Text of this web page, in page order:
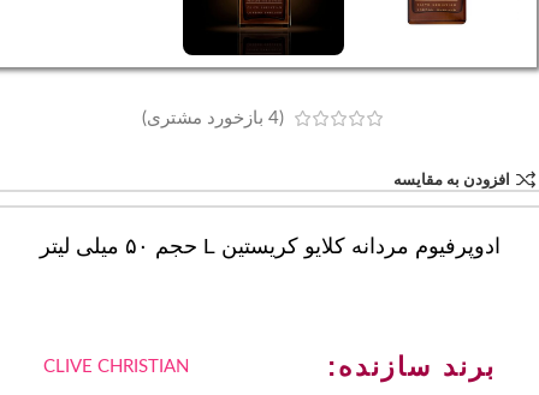
(
4 بازخورد مشتری)
افزودن به مقایسه
ادوپرفیوم مردانه کلایو کریستین L حجم ۵۰ میلی لیتر
برند سازنده: CLIVE CHRISTIAN